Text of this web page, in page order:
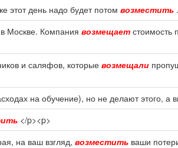
этот день надо будет потом возместить .
Москве. Компания возмещает стоимость
и саляфов, которые возмещали
на обучение), но не делают этого, а
</p><p>
на ваш взгляд, возместить ваши